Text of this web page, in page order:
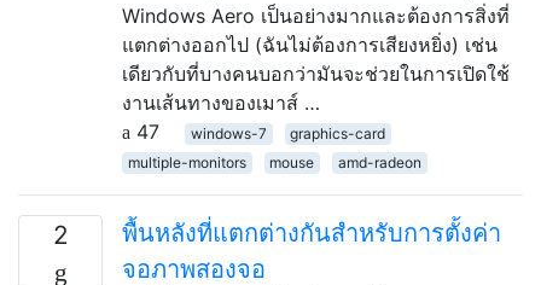
Windows Aero เป็นอย่างมากและต้องการสิ่งที่
แตกต่างออกไป (ฉันไม่ต้องการเสียงหยิ่ง) เช่น
เดียวกับที่บางคนบอกว่ามันจะช่วยในการเปิดใช้
งานเส้นทางของเมาส์ …
47
windows-7
graphics-card
multiple-monitors
mouse amd-radeon
2
พื้นหลังที่แตกต่างกันสำหรับการตั้งค่า
จอภาพสองจอ